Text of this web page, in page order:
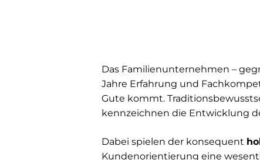
Das Familienunternehmen –
Jahre Erfahrung und
Gute kommt.
kennzeichnen die Entwicklung
Dabei spielen der konsequent
Kundenorientierung eine